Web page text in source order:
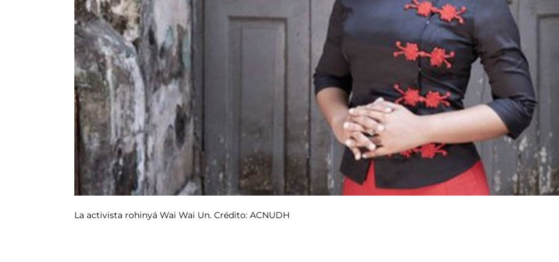
La activista rohinyá Wai Wai Un. Crédito: ACNUDH